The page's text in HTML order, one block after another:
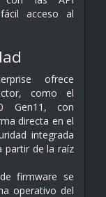
acceso al
ofrece
como el
Gen11, con
directa en el
integrada
partir de la raíz
firmware se
operativo del